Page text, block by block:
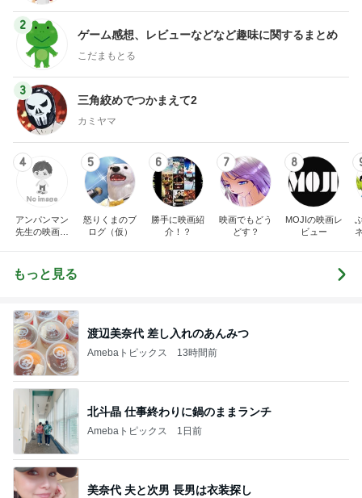
2
ゲーム感想、レビューなどなど趣味に関するまとめ
こだまもとる
3
三角絞めでつかまえて2
カミヤマ
4
アンパンマン
先生の映画講
5
怒りくまのブ
ログ（仮）
6
勝手に映画紹
介！？
7
映画でもどう
どす？
8
MOJIの映画レ
ビュー
もっと見る
渡辺美奈代 差し入れのあんみつ
Amebaトピックス 13時間前
北斗晶 仕事終わりに鍋のままランチ
Amebaトピックス 1日前
美奈代 夫と次男 長男は衣装探し